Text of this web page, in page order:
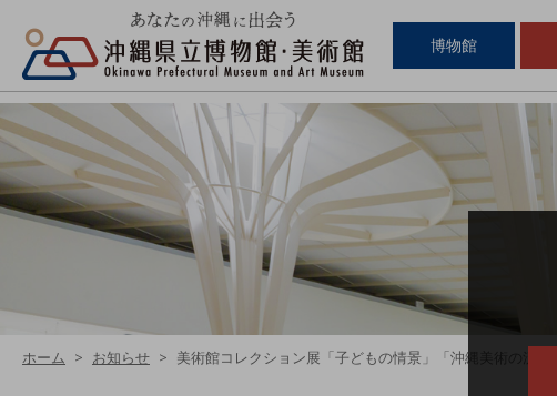
博物館
ホーム お知らせ 美術館コレクション展「子どもの情景」「沖縄美術の流れ